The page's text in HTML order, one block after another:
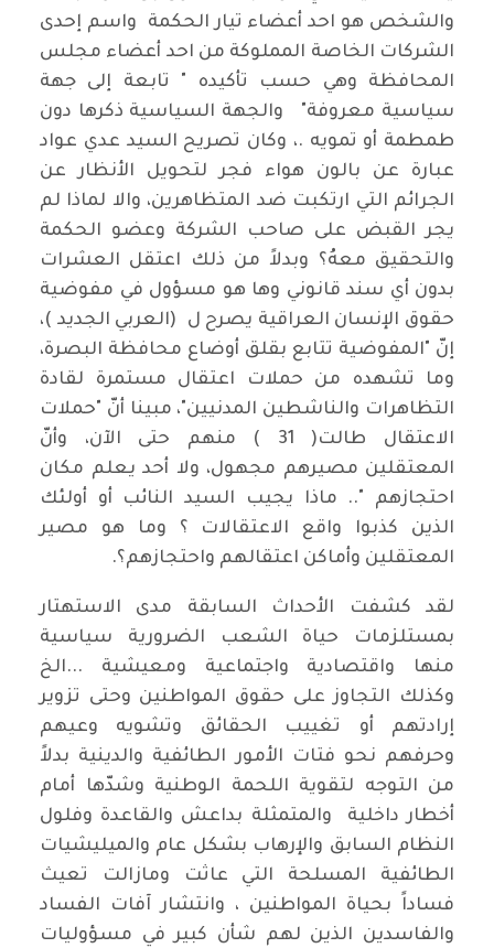
والشخص هو احد أعضاء تيار الحكمة واسم إحدى
الشركات الخاصة المملوكة من احد أعضاء مجلس
المحافظة وهي حسب تأكيده " تابعة إلى جهة
سياسية معروفة" والجهة السياسية ذكرها دون
طمطمة أو تمويه .، وكان تصريح السيد عدي عواد
عبارة عن بالون هواء فجر لتحويل الأنظار عن
الجرائم التي ارتكبت ضد المتظاهرين، والا لماذا لم
يجر القبض على صاحب الشركة وعضو الحكمة
والتحقيق معهُ؟ وبدلاً من ذلك اعتقل العشرات
بدون أي سند قانوني وها هو مسؤول في مفوضية
حقوق الإنسان العراقية يصرح ل (العربي الجديد )،
إنّ "المفوضية تتابع بقلق أوضاع محافظة البصرة،
وما تشهده من حملات اعتقال مستمرة لقادة
التظاهرات والناشطين المدنيين"، مبينا أنّ "حملات
الاعتقال طالت( 31 ) منهم حتى الآن، وأنّ
المعتقلين مصيرهم مجهول، ولا أحد يعلم مكان
احتجازهم ".. ماذا يجيب السيد النائب أو أولئك
الذين كذبوا واقع الاعتقالات ؟ وما هو مصير
المعتقلين وأماكن اعتقالهم واحتجازهم؟.
لقد كشفت الأحداث السابقة مدى الاستهتار
بمستلزمات حياة الشعب الضرورية سياسية
منها واقتصادية واجتماعية ومعيشية ...الخ
وكذلك التجاوز على حقوق المواطنين وحتى تزوير
إرادتهم أو تغييب الحقائق وتشويه وعيهم
وحرفهم نحو فتات الأمور الطائفية والدينية بدلاً
من التوجه لتقوية اللحمة الوطنية وشدّها أمام
أخطار داخلية والمتمثلة بداعش والقاعدة وفلول
النظام السابق والإرهاب بشكل عام والميليشيات
الطائفية المسلحة التي عاثت ومازالت تعيث
فساداً بحياة المواطنين ، وانتشار آفات الفساد
والفاسدين الذين لهم شأن كبير في مسؤوليات